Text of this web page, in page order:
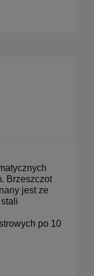
płatności
Brzeszczot
jest ze
po 10